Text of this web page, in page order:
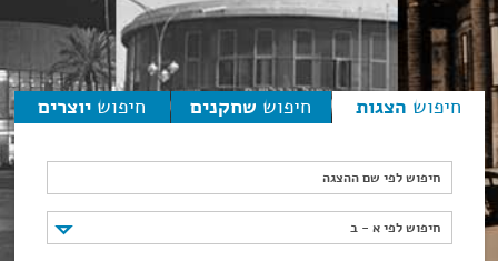
חיפוש הצגות חיפוש שחקנים חיפוש יוצרים
חיפוש לפי שם ההצגה
חיפוש לפי א - ב
חיפוש לפי א - ב